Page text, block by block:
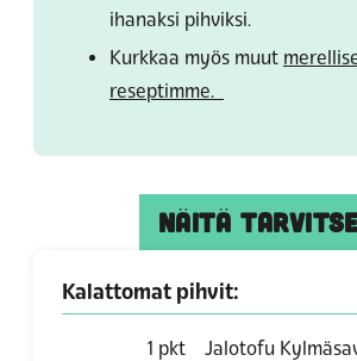
ihanaksi pihviksi.
Kurkkaa myös muut
reseptimme.
NÄITÄ
Kalattomat pihvit:
1 pkt
Jalotofu